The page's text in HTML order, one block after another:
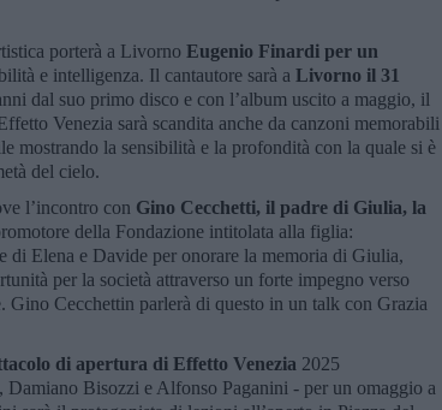
porterà a Livorno Eugenio Finardi per un
e intelligenza. Il cantautore sarà a Livorno il 31
dal suo primo disco e con l’album uscito a maggio, il
Venezia sarà scandita anche da canzoni memorabili
mostrando la sensibilità e la profondità con la quale si è
del cielo.
l’incontro con Gino Cecchetti, il padre di Giulia, la
della Fondazione intitolata alla figlia:
di Elena e Davide per onorare la memoria di Giulia,
per la società attraverso un forte impegno verso
Gino Cecchettin parlerà di questo in un talk con Grazia
di apertura di Effetto Venezia 2025
Bisozzi e Alfonso Paganini - per un omaggio a